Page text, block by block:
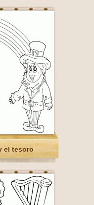
el tesoro